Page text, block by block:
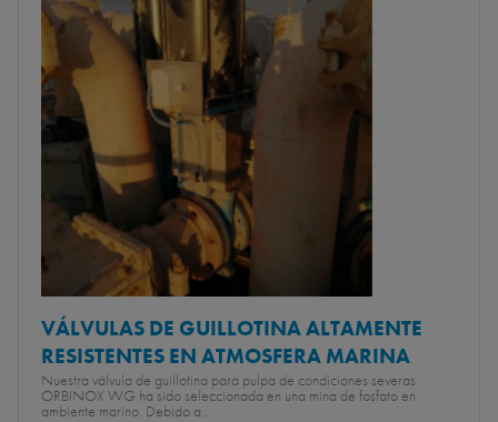
VÁLVULAS DE GUILLOTINA ALTAMENTE
RESISTENTES EN ATMOSFERA MARINA
Nuestra válvula de guillotina para pulpa de condiciones severas
ORBINOX WG ha sido seleccionada en una mina de fosfato en
ambiente marino. Debido a...